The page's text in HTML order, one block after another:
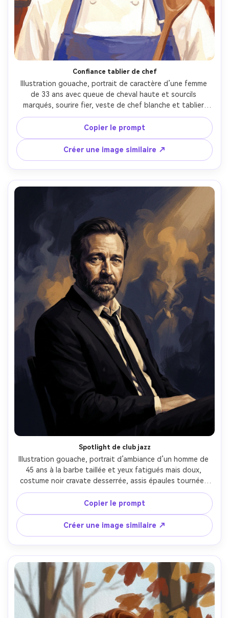
Confiance tablier de chef
Illustration gouache, portrait de caractère d’une femme
de 33 ans avec queue de cheval haute et sourcils
marqués, sourire fier, veste de chef blanche et tablier
indigo, cuillère en bois à l’épaule, cuisine stylisée en
carreaux chauds et ustensiles simples, lumière zénithale
vive avec ombre douce sous le menton, couches opaques
de gouache, fini mat, papier texturé, tons neutres
chauds avec touche de cobalt, humeur amicale et
énergique, objectif 85mm, faible profondeur de champ --
ar 4:5
Copier le prompt
Créer une image similaire ↗
Spotlight de club jazz
Illustration gouache, portrait d’ambiance d’un homme de
45 ans à la barbe taillée et yeux fatigués mais doux,
costume noir cravate desserrée, assis épaules tournées
vers l’avant, décor de club jazz enfumé suggéré par
formes indigo et ambre, un seul projecteur créant un fort
clair-obscur, couches gouache mates et traces de
pinceau visibles, contours doux dans la fumée, reflets
nets sur les pommettes, humeur cinématographique
mélancolique --ar 4:5
Copier le prompt
Créer une image similaire ↗
Créez des images IA
à l’infini. 100 %
gratuit!
Créer Gratuitement →